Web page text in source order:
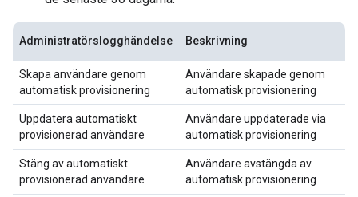
Administratörslogghändelse Beskrivning
Skapa användare genom
automatisk provisionering
Användare skapade genom
automatisk provisionering
Uppdatera automatiskt
provisionerad användare
Användare uppdaterade via
automatisk provisionering
Stäng av automatiskt
provisionerad användare
Användare avstängda av
automatisk provisionering